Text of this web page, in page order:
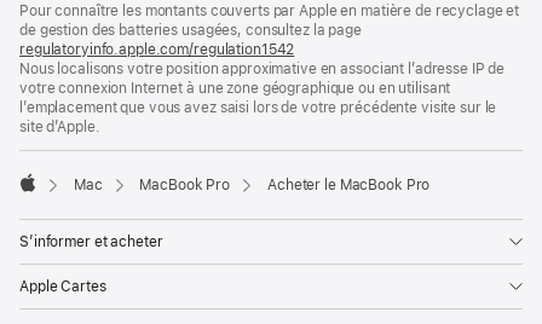
une
nouvelle
fenêtre)
Pour connaître les montants couverts par Apple en matière de recyclage et
de gestion des batteries usagées, consultez la page
regulatoryinfo.apple.com/regulation1542
dans
une
nouvelle
Nous localisons votre position approximative en associant l’adresse IP de
votre connexion Internet à une zone géographique ou en utilisant
l’emplacement que vous avez saisi lors de votre précédente visite sur le
site d’Apple.
Mac MacBook Pro Acheter le MacBook Pro
S’informer et acheter
Apple Cartes